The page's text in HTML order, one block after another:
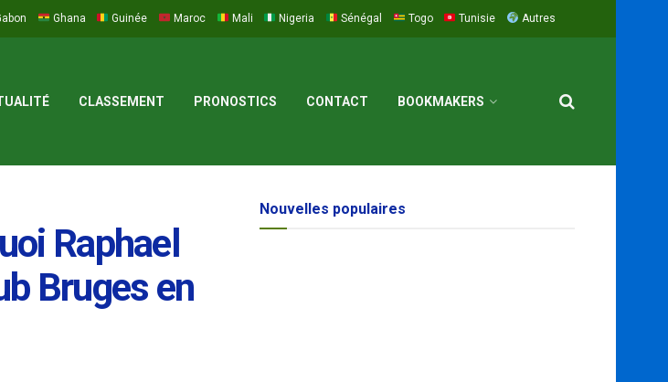
Ghana Guinée Maroc Mali Nigeria Sénégal Togo Tunisie Autres
CLASSEMENT PRONOSTICS CONTACT BOOKMAKERS
Raphael
Bruges en
Nouvelles populaires